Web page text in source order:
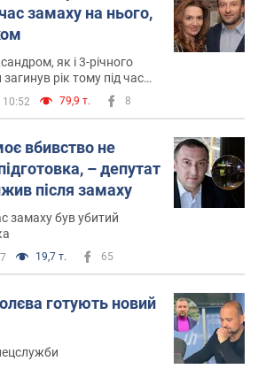
навчався в докторантурі по
та управління
держуніверситету
посаду директора ДП
2011 року — заступник
"Нафтогаз України".
2015 року був професором
і комерційної справи"
економіки і торгівлі.
замаху на нього,
як і 3-річного
рік тому під час
10:52 79,9 т. 8
вбивство не
– депутат
після замаху
замаху був убитий
19,7 т. 65
готують новий